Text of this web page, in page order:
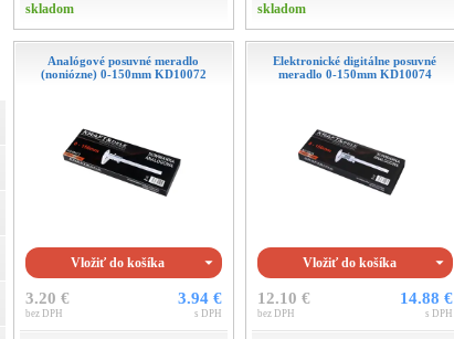
skladom skladom
Analógové posuvné meradlo
(noniózne) 0-150mm KD10072
Vložiť do košíka
3.20 €
bez DPH
3.94 €
s DPH
Elektronické digitálne posuvné
meradlo 0-150mm KD10074
Vložiť do košíka
12.10 €
bez DPH
14.88 €
s DPH